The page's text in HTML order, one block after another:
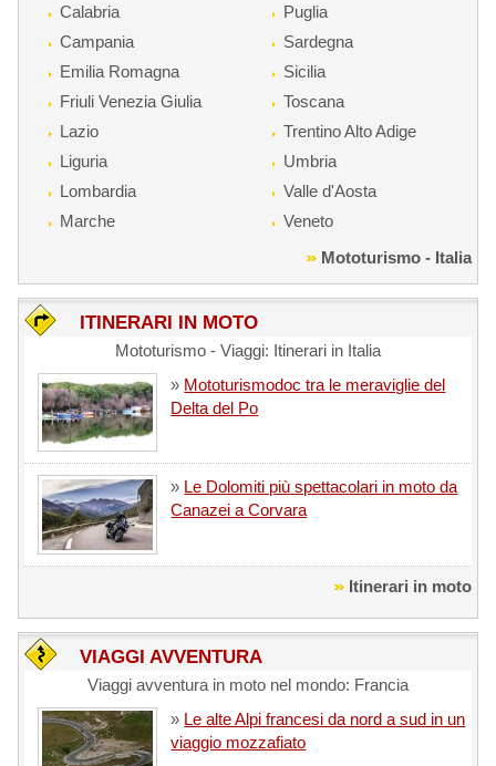
Calabria
Campania
Emilia Romagna
Friuli Venezia Giulia
Lazio
Liguria
Lombardia
Marche
Puglia
Sardegna
Sicilia
Toscana
Trentino Alto Adige
Umbria
Valle d'Aosta
Veneto
Mototurismo - Italia
ITINERARI IN MOTO
Mototurismo - Viaggi: Itinerari in Italia
» Mototurismodoc tra le meraviglie del
Delta del Po
» Le Dolomiti più spettacolari in moto da
Canazei a Corvara
Itinerari in moto
VIAGGI AVVENTURA
Viaggi avventura in moto nel mondo: Francia
» Le alte Alpi francesi da nord a sud in un
viaggio mozzafiato